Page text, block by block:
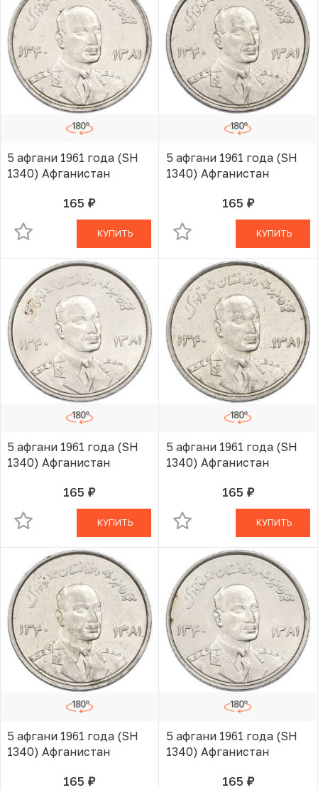
5 афгани 1961 года (SH
1340) Афганистан
165 руб.В КОРЗИНЕ
КУПИТЬ
5 афгани 1961 года (SH
1340) Афганистан
165 руб.В КОРЗИНЕ
КУПИТЬ
5 афгани 1961 года (SH
1340) Афганистан
165 руб.В КОРЗИНЕ
КУПИТЬ
5 афгани 1961 года (SH
1340) Афганистан
165 руб.В КОРЗИНЕ
КУПИТЬ
5 афгани 1961 года (SH
1340) Афганистан
165 руб.В КОРЗИНЕ
5 афгани 1961 года (SH
1340) Афганистан
165 руб.В КОРЗИНЕ